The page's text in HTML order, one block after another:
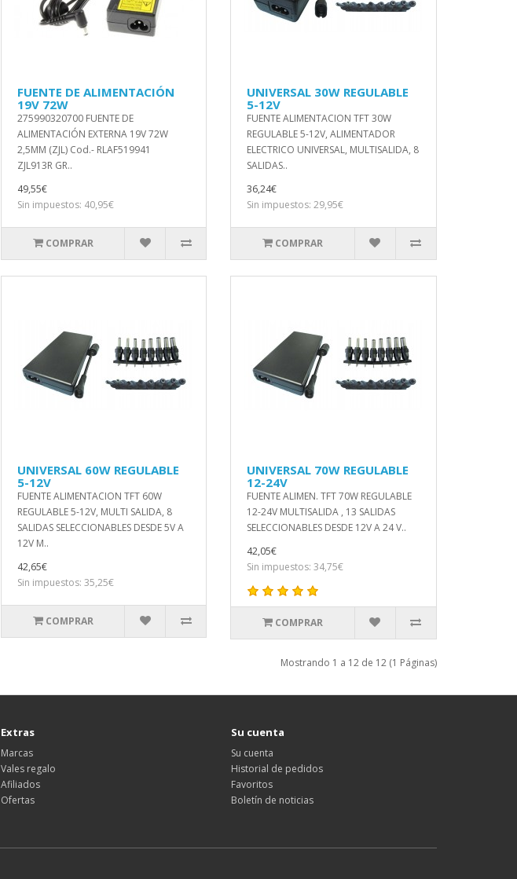
FUENTE DE ALIMENTACIÓN
19V 72W
275990320700 FUENTE DE
ALIMENTACIÓN EXTERNA 19V 72W
2,5MM (ZJL) Cod.- RLAF519941
ZJL913R GR..
49,55€
Sin impuestos: 40,95€
COMPRAR
UNIVERSAL 30W REGULABLE
5-12V
FUENTE ALIMENTACION TFT 30W
REGULABLE 5-12V, ALIMENTADOR
ELECTRICO UNIVERSAL, MULTISALIDA, 8
SALIDAS..
36,24€
Sin impuestos: 29,95€
COMPRAR
UNIVERSAL 60W REGULABLE
5-12V
FUENTE ALIMENTACION TFT 60W
REGULABLE 5-12V, MULTI SALIDA, 8
SALIDAS SELECCIONABLES DESDE 5V A
12V M..
42,65€
Sin impuestos: 35,25€
COMPRAR
UNIVERSAL 70W REGULABLE
12-24V
FUENTE ALIMEN. TFT 70W REGULABLE
12-24V MULTISALIDA , 13 SALIDAS
SELECCIONABLES DESDE 12V A 24 V..
42,05€
Sin impuestos: 34,75€
COMPRAR
Mostrando 1 a 12 de 12 (1 Páginas)
Extras
Marcas
Vales regalo
Afiliados
Ofertas
Su cuenta
Su cuenta
Historial de pedidos
Favoritos
Boletín de noticias